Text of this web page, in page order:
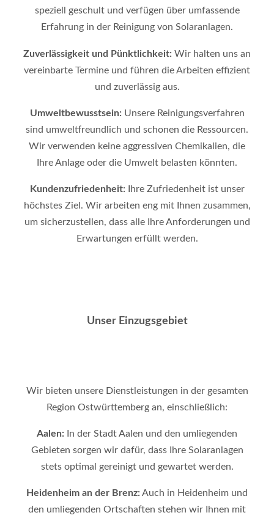
speziell geschult und verfügen über umfassende
Erfahrung in der Reinigung von Solaranlagen.
Zuverlässigkeit und Pünktlichkeit: Wir halten uns an
vereinbarte Termine und führen die Arbeiten effizient
und zuverlässig aus.
Umweltbewusstsein: Unsere Reinigungsverfahren
sind umweltfreundlich und schonen die Ressourcen.
Wir verwenden keine aggressiven Chemikalien, die
Ihre Anlage oder die Umwelt belasten könnten.
Kundenzufriedenheit: Ihre Zufriedenheit ist unser
höchstes Ziel. Wir arbeiten eng mit Ihnen zusammen,
um sicherzustellen, dass alle Ihre Anforderungen und
Erwartungen erfüllt werden.
Unser Einzugsgebiet
Wir bieten unsere Dienstleistungen in der gesamten
Region Ostwürttemberg an, einschließlich:
Aalen: In der Stadt Aalen und den umliegenden
Gebieten sorgen wir dafür, dass Ihre Solaranlagen
stets optimal gereinigt und gewartet werden.
Heidenheim an der Brenz: Auch in Heidenheim und
den umliegenden Ortschaften stehen wir Ihnen mit